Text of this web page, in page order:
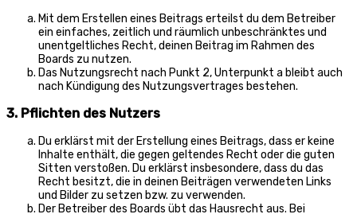
Mit dem Erstellen eines Beitrags erteilst du dem Betreiber
ein einfaches, zeitlich und räumlich unbeschränktes und
unentgeltliches Recht, deinen Beitrag im Rahmen des
Boards zu nutzen.
Das Nutzungsrecht nach Punkt 2, Unterpunkt a bleibt auch
nach Kündigung des Nutzungsvertrages bestehen.
3. Pflichten des Nutzers
Du erklärst mit der Erstellung eines Beitrags, dass er keine
Inhalte enthält, die gegen geltendes Recht oder die guten
Sitten verstoßen. Du erklärst insbesondere, dass du das
Recht besitzt, die in deinen Beiträgen verwendeten Links
und Bilder zu setzen bzw. zu verwenden.
Der Betreiber des Boards übt das Hausrecht aus. Bei